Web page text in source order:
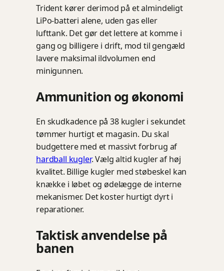
Trident kører derimod på et almindeligt
LiPo-batteri alene, uden gas eller
lufttank. Det gør det lettere at komme i
gang og billigere i drift, mod til gengæld
lavere maksimal ildvolumen end
minigunnen.
Ammunition og økonomi
En skudkadence på 38 kugler i sekundet
tømmer hurtigt et magasin. Du skal
budgettere med et massivt forbrug af
hardball kugler. Vælg altid kugler af høj
kvalitet. Billige kugler med støbeskel kan
knække i løbet og ødelægge de interne
mekanismer. Det koster hurtigt dyrt i
reparationer.
Taktisk anvendelse på
banen